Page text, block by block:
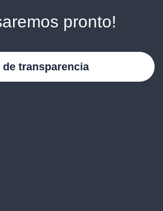
pronto!
de transparencia